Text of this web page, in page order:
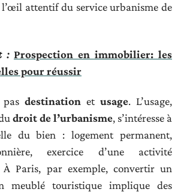
l’œil attentif du service urbanisme de
: Prospection en immobilier: les
pour réussir
destination et usage. L’usage,
droit de l’urbanisme, s’intéresse à
du bien : logement permanent,
exercice d’une activité
À Paris, par exemple, convertir un
meublé touristique implique des